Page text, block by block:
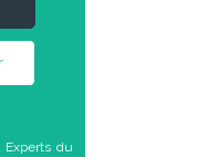
Experts du